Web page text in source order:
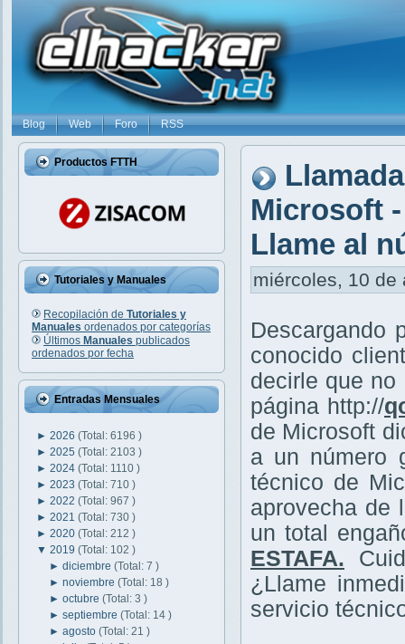
Blog Web Foro RSS
Productos FTTH
Tutoriales y Manuales
Recopilación de Tutoriales y
Manuales ordenados por categorías
Últimos Manuales publicados
ordenados por fecha
Entradas Mensuales
► 2026 (Total: 6196 )
► 2025 (Total: 2103 )
► 2024 (Total: 1110 )
► 2023 (Total: 710 )
► 2022 (Total: 967 )
► 2021 (Total: 730 )
► 2020 (Total: 212 )
▼ 2019 (Total: 102 )
►diciembre(Total: 7 )
►noviembre(Total: 18 )
►octubre(Total: 3 )
►septiembre(Total: 14 )
►agosto(Total: 21 )
Microsoft
Llame al
miércoles, 10 de
Descargando
conocido
decirle que no
página http://
de Microsoft
a un número
técnico de
aprovecha de
un total
ESTAFA.
¿Llame
servicio